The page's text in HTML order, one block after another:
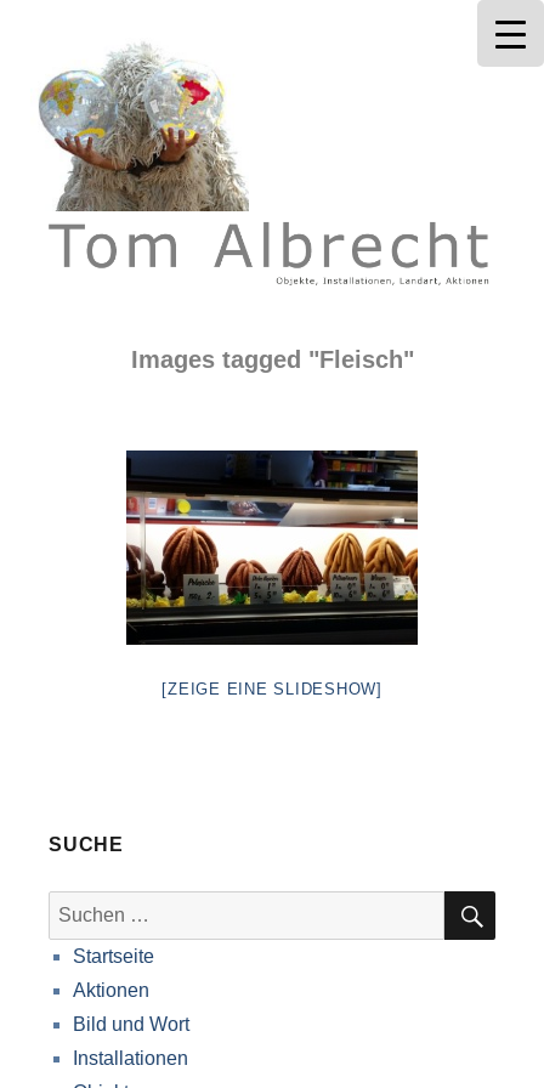
Tom Albrecht
Images tagged "Fleisch"
[ZEIGE EINE SLIDESHOW]
SUCHE
Suche
nach:
Startseite
Aktionen
Bild und Wort
Installationen